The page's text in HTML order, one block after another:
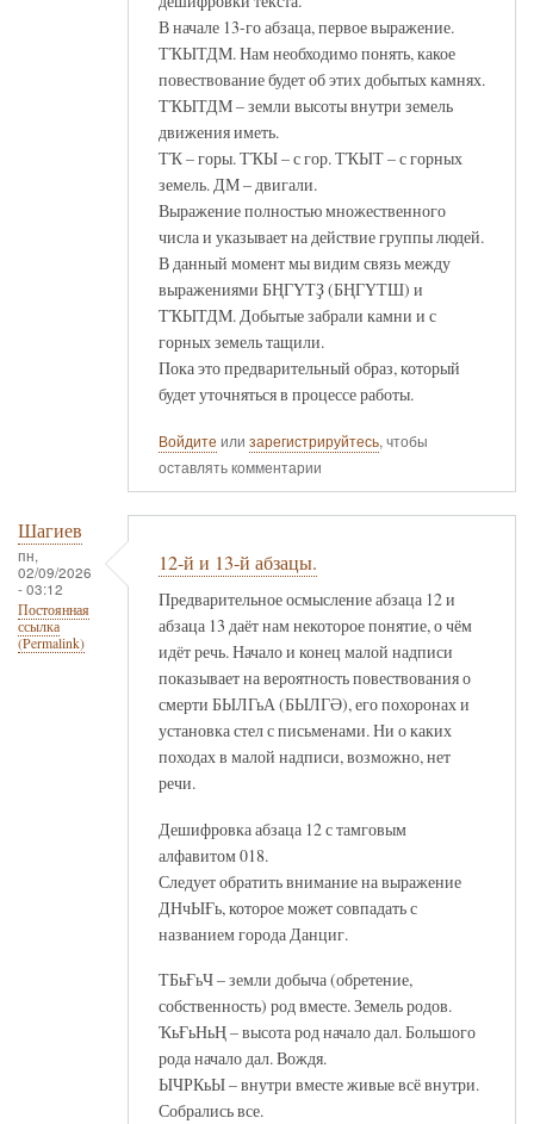
В начале 13-го абзаца, первое выражение.
ТҠЫТДМ. Нам необходимо понять, какое
повествование будет об этих добытых камнях.
ТҠЫТДМ – земли высоты внутри земель
движения иметь.
ТҠ – горы. ТҠЫ – с гор. ТҠЫТ – с горных
земель. ДМ – двигали.
Выражение полностью множественного
числа и указывает на действие группы людей.
В данный момент мы видим связь между
выражениями БҢГҮТҘ (БҢГҮТШ) и
ТҠЫТДМ. Добытые забрали камни и с
горных земель тащили.
Пока это предварительный образ, который
будет уточняться в процессе работы.
Войдите или зарегистрируйтесь, чтобы
оставлять комментарии
Шагиев
пн,
02/09/2026
- 03:12
Постоянная
ссылка
(Permalink)
12-й и 13-й абзацы.
Предварительное осмысление абзаца 12 и
абзаца 13 даёт нам некоторое понятие, о чём
идёт речь. Начало и конец малой надписи
показывает на вероятность повествования о
смерти БЫЛГьА (БЫЛГӘ), его похоронах и
установка стел с письменами. Ни о каких
походах в малой надписи, возможно, нет
речи.
Дешифровка абзаца 12 с тамговым
алфавитом 018.
Следует обратить внимание на выражение
ДНчЫҒь, которое может совпадать с
названием города Данциг.
ТБьҒьЧ – земли добыча (обретение,
собственность) род вместе. Земель родов.
ҠьҒьНьҢ – высота род начало дал. Большого
рода начало дал. Вождя.
ЫЧРКьЫ – внутри вместе живые всё внутри.
Собрались все.